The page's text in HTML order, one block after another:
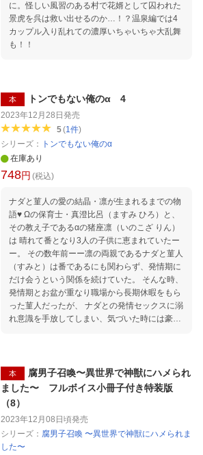
に。怪しい風習のある村で花婿として囚われた
景虎を呉は救い出せるのか…！？温泉編では4
カップル入り乱れての濃厚いちゃいちゃ大乱舞
も！！
本 トンでもない俺のα 4
2023年12月28日 発売
5(1件)
シリーズ：
トンでもない俺のα
在庫あり
748円 (税込)
ナダと菫人の愛の結晶・凛が生まれるまでの物
語♥ Ωの保育士・真澄比呂（ますみ ひろ）と、
その教え子であるαの猪座凛（いのこざ りん）
は 晴れて番となり3人の子供に恵まれていたー
ー。 その数年前ーー凛の両親であるナダと菫人
（すみと）は番であるにも関わらず、発情期に
だけ会うという関係を続けていた。 そんな時、
発情期とお盆が重なり職場から長期休暇をもら
った菫人だったが、 ナダとの発情セックスに溺
れ意識を手放してしまい、気づいた時には豪華
本
腐男子召喚〜異世界で神獣にハメられ
ました〜 フルボイス小冊子付き特装版
（8）
2023年12月08日頃発売
シリーズ： 腐男子召喚 〜異世界で神獣にハメられま
した〜